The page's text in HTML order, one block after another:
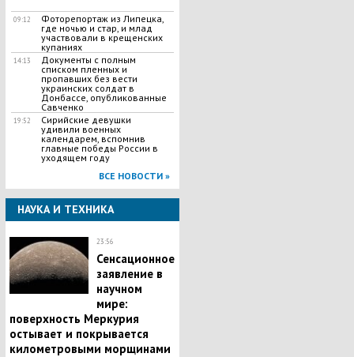
09:12
Фоторепортаж из Липецка,
где ночью и стар, и млад
участвовали в крещенских
купаниях
14:13
Документы с полным
списком пленных и
пропавших без вести
украинских солдат в
Донбассе, опубликованные
Савченко
19:52
Сирийские девушки
удивили военных
календарем, вспомнив
главные победы России в
уходящем году
ВСЕ НОВОСТИ »
НАУКА И ТЕХНИКА
23:56
Сенсационное
заявление в
научном
мире:
поверхность Меркурия
остывает и покрывается
километровыми морщинами